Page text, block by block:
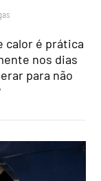
calor é prática
nos dias
para não